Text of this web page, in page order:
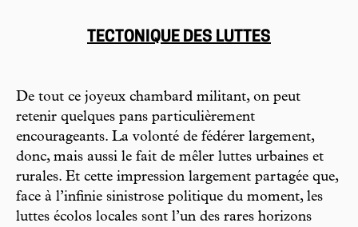
TECTONIQUE DES LUTTES
De tout ce joyeux chambard militant, on peut
retenir quelques pans particulièrement
encourageants. La volonté de fédérer largement,
donc, mais aussi le fait de mêler luttes urbaines et
rurales. Et cette impression largement partagée que,
face à l’infinie sinistrose politique du moment, les
luttes écolos locales sont l’un des rares horizons